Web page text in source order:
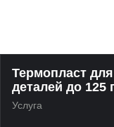
Термопласт
деталей до 125
Услуга